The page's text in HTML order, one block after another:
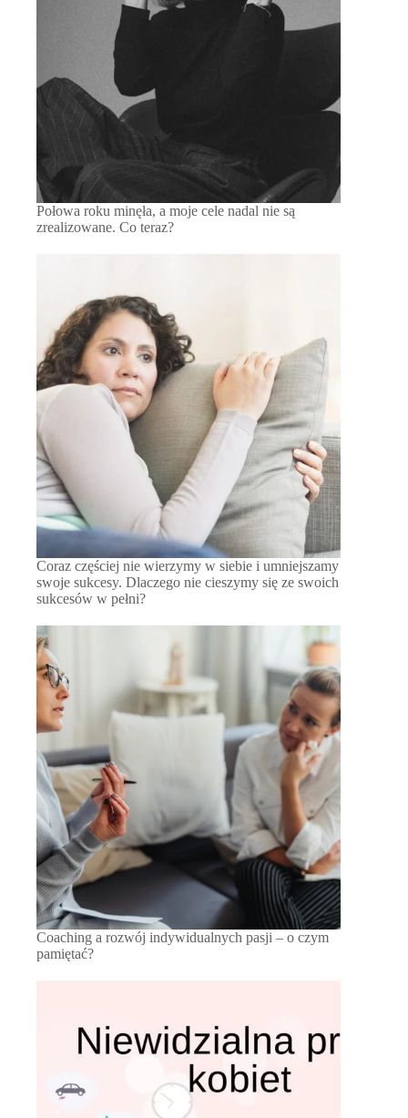
Połowa roku minęła, a moje cele nadal nie są
zrealizowane. Co teraz?
Coraz częściej nie wierzymy w siebie i umniejszamy
swoje sukcesy. Dlaczego nie cieszymy się ze swoich
sukcesów w pełni?
Coaching a rozwój indywidualnych pasji – o czym
pamiętać?